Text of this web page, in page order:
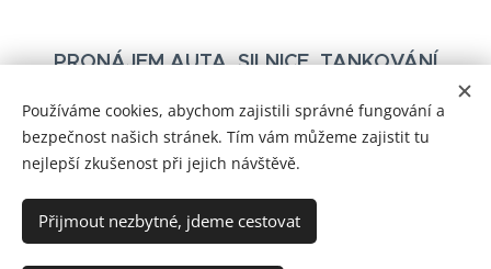
PRONÁJEM AUTA, SILNICE, TANKOVÁNÍ
Share
© 2023 Worlds Collide. Všechna práva vyhrazena.
Používáme cookies, abychom zajistili správné fungování a
bezpečnost našich stránek. Tím vám můžeme zajistit tu
nejlepší zkušenost při jejich návštěvě.
Přijmout nezbytné, jdeme cestovat